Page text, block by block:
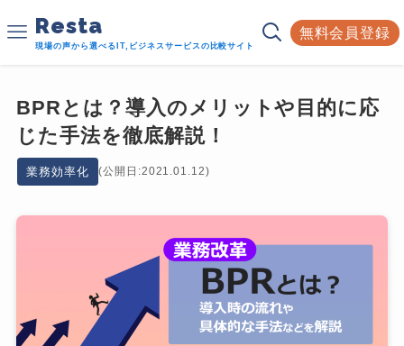
Resta
現場の声から選べるIT,ビジネスサービスの比較サイト
無料会員登録
BPRとは？導入のメリットや目的に応
じた手法を徹底解説！
業務効率化 (公開日:2021.01.12)